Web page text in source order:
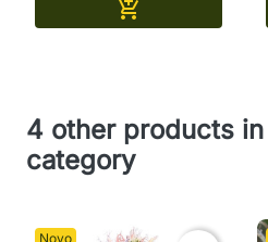

4 other products
category
Novo